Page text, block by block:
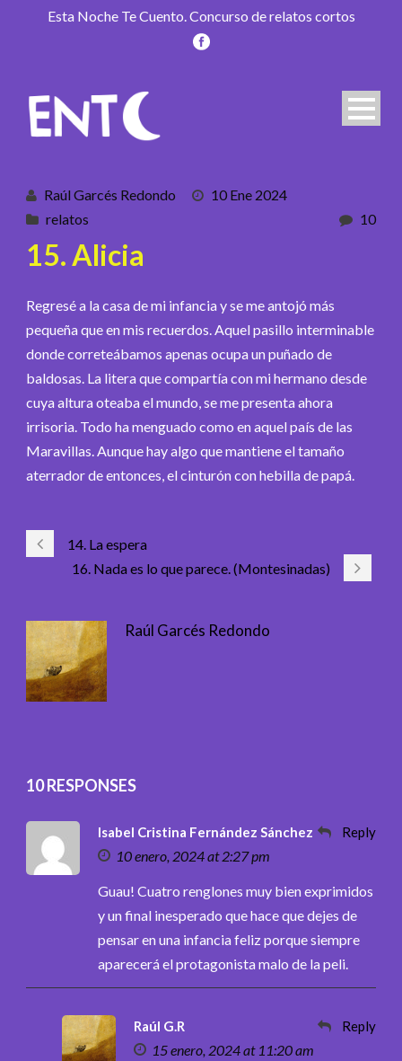
Esta Noche Te Cuento. Concurso de relatos cortos
Raúl Garcés Redondo
10 Ene 2024
relatos
10
15. Alicia
Regresé a la casa de mi infancia y se me antojó más
pequeña que en mis recuerdos. Aquel pasillo interminable
donde correteábamos apenas ocupa un puñado de
baldosas. La litera que compartía con mi hermano desde
cuya altura oteaba el mundo, se me presenta ahora
irrisoria. Todo ha menguado como en aquel país de las
Maravillas. Aunque hay algo que mantiene el tamaño
aterrador de entonces, el cinturón con hebilla de papá.
14. La espera
16. Nada es lo que parece. (Montesinadas)
Raúl Garcés Redondo
10 RESPONSES
Isabel Cristina Fernández Sánchez
10 enero, 2024 at 2:27 pm
Reply
Guau! Cuatro renglones muy bien exprimidos
y un final inesperado que hace que dejes de
pensar en una infancia feliz porque siempre
aparecerá el protagonista malo de la peli.
Raúl G.R
15 enero, 2024 at 11:20 am
Reply